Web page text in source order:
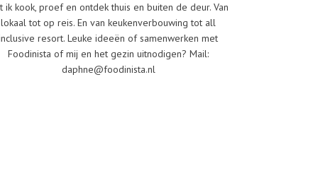
ik kook, proef en ontdek thuis en buiten de deur. Van
lokaal tot op reis. En van keukenverbouwing tot all
resort. Leuke ideeën of samenwerken met
Foodinista of mij en het gezin uitnodigen? Mail:
daphne@foodinista.nl